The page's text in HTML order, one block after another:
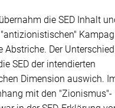
die SED Inhalt
Abstriche. Der
SED der intendierten
Dimension auswich.
mit den "Zionismus"-